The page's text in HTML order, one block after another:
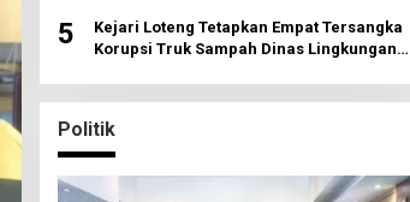
5
Kejari Loteng Tetapkan Empat Tersangka
Korupsi Truk Sampah Dinas Lingkungan
Politik